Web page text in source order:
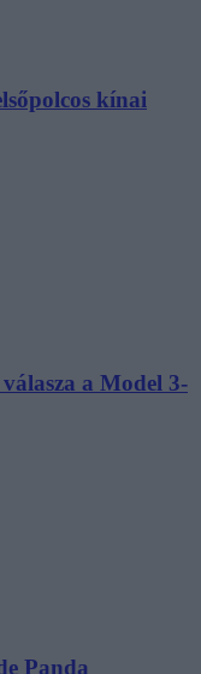
kínai
a Model 3-
Panda